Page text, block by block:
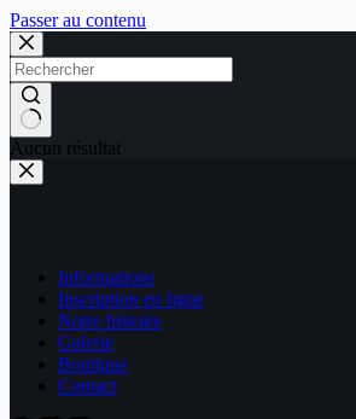
Passer au contenu
Aucun résultat
Informations
Inscription en ligne
Notre histoire
Galerie
Boutique
Contact